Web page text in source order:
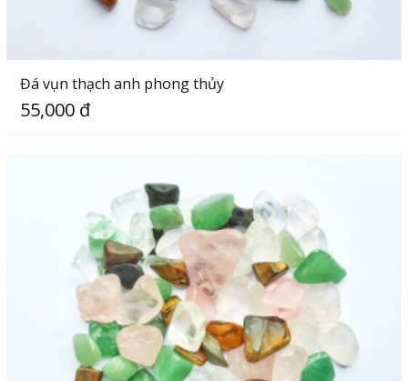
Đá vụn thạch anh phong thủy
55,000 đ